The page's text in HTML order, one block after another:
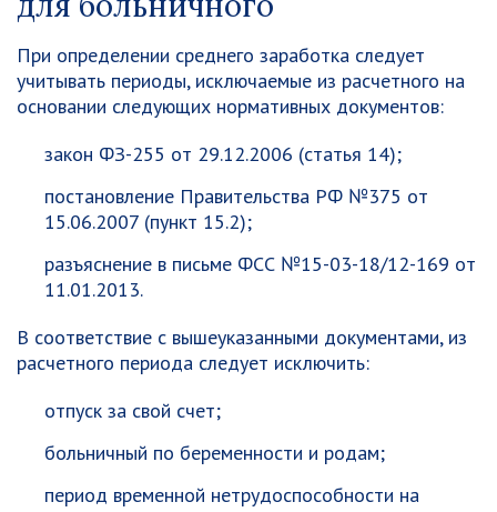
При определении среднего заработка следует
учитывать периоды, исключаемые из расчетного на
основании следующих нормативных документов:
закон ФЗ-255 от 29.12.2006 (статья 14);
постановление Правительства РФ №375 от
15.06.2007 (пункт 15.2);
разъяснение в письме ФСС №15-03-18/12-169 от
11.01.2013.
В соответствие с вышеуказанными документами, из
расчетного периода следует исключить:
отпуск за свой счет;
больничный по беременности и родам;
период временной нетрудоспособности на